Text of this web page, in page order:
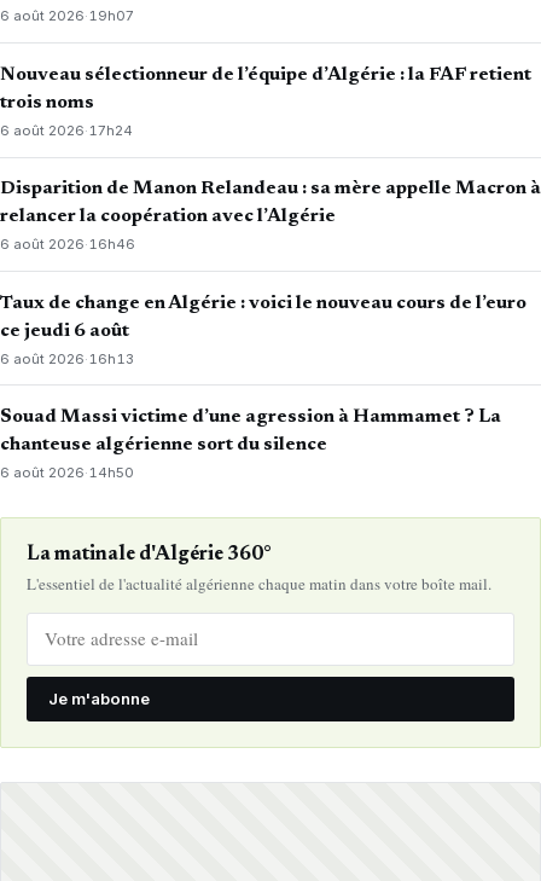
6 août 2026·19h07
Nouveau sélectionneur de l’équipe d’Algérie : la FAF retient
trois noms
6 août 2026·17h24
Disparition de Manon Relandeau : sa mère appelle Macron à
relancer la coopération avec l’Algérie
6 août 2026·16h46
Taux de change en Algérie : voici le nouveau cours de l’euro
ce jeudi 6 août
6 août 2026· 16h13
Souad Massi victime d’une agression à Hammamet ? La
chanteuse algérienne sort du silence
6 août 2026·14h50
La matinale d'Algérie 360°
L'essentiel de l'actualité algérienne chaque matin dans votre boîte mail.
Je m'abonne